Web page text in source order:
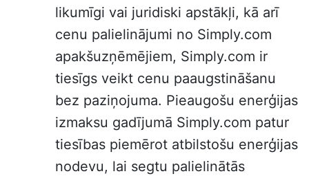
likumīgi vai juridiski apstākļi, kā arī
cenu palielinājumi no Simply.com
apakšuzņēmējiem, Simply.com ir
tiesīgs veikt cenu paaugstināšanu
bez paziņojuma. Pieaugošu enerģijas
izmaksu gadījumā Simply.com patur
tiesības piemērot atbilstošu enerģijas
nodevu, lai segtu palielinātās